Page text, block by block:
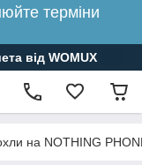
терміни
від WOMUX
на NOTHING